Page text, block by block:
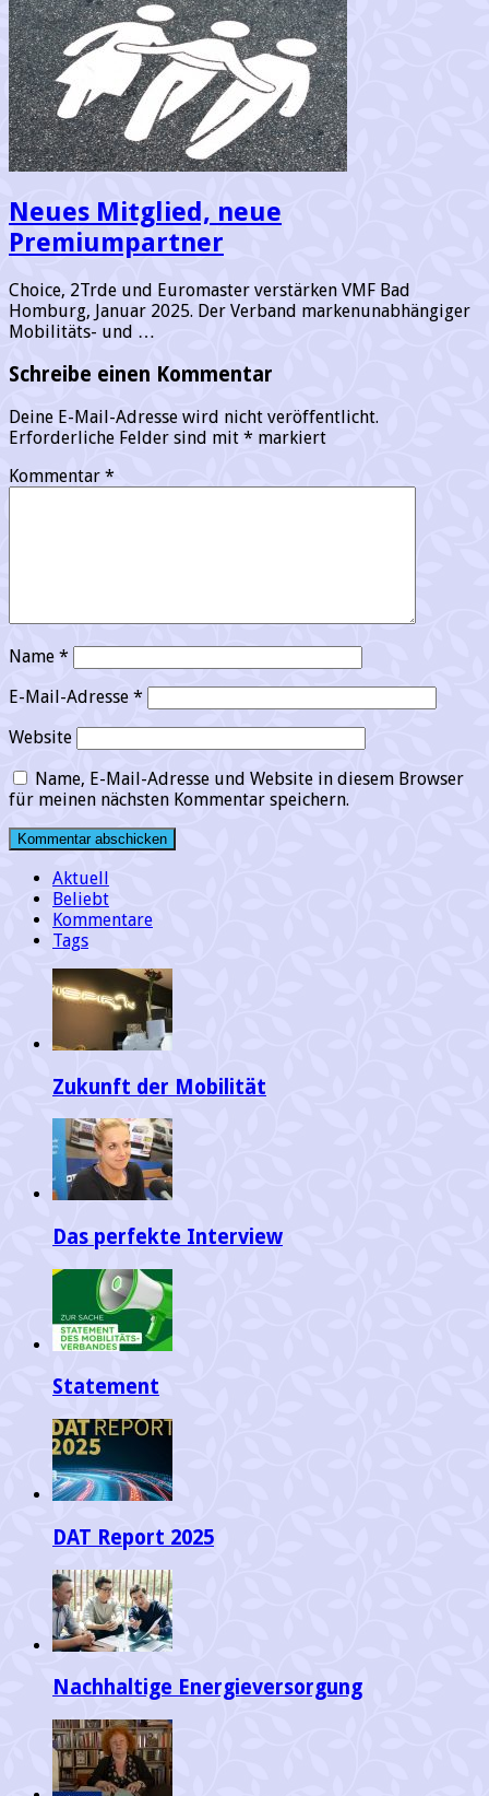
Neues Mitglied, neue
Premiumpartner
Choice, 2Trde und Euromaster verstärken VMF Bad
Homburg, Januar 2025. Der Verband markenunabhängiger
Mobilitäts- und …
Schreibe einen Kommentar
Deine E-Mail-Adresse wird nicht veröffentlicht.
Erforderliche Felder sind mit * markiert
Kommentar *
Name *
E-Mail-Adresse *
Website
Name, E-Mail-Adresse und Website in diesem Browser
für meinen nächsten Kommentar speichern.
Aktuell
Beliebt
Kommentare
Tags
Zukunft der Mobilität
Das perfekte Interview
Statement
DAT Report 2025
Nachhaltige Energieversorgung